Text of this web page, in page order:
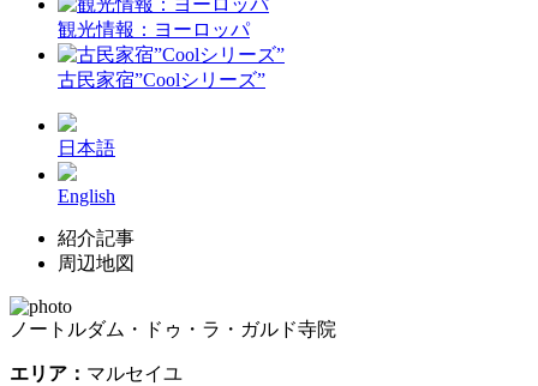
観光情報：ヨーロッパ
古民家宿”Coolシリーズ”
日本語
English
紹介記事
周辺地図
ノートルダム・ドゥ・ラ・ガルド寺院
エリア： マルセイユ